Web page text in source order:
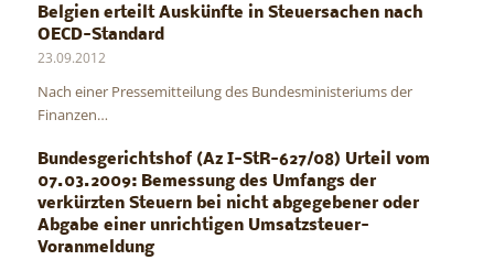
Belgien erteilt Auskünfte in Steuersachen nach
OECD-Standard
23.09.2012
Nach einer Pressemitteilung des Bundesministeriums der
Finanzen…
Bundesgerichtshof (Az I-StR-627/08) Urteil vom
07.03.2009: Bemessung des Umfangs der
verkürzten Steuern bei nicht abgegebener oder
Abgabe einer unrichtigen Umsatzsteuer-
Voranmeldung